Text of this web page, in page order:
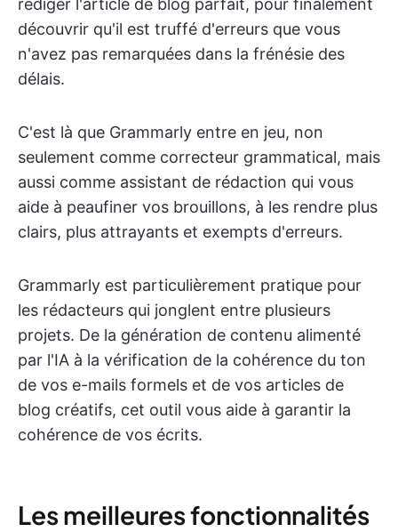
rédiger l'article de blog parfait, pour finalement
découvrir qu'il est truffé d'erreurs que vous
n'avez pas remarquées dans la frénésie des
délais.
C'est là que Grammarly entre en jeu, non
seulement comme correcteur grammatical, mais
aussi comme assistant de rédaction qui vous
aide à peaufiner vos brouillons, à les rendre plus
clairs, plus attrayants et exempts d'erreurs.
Grammarly est particulièrement pratique pour
les rédacteurs qui jonglent entre plusieurs
projets. De la génération de contenu alimenté
par l'IA à la vérification de la cohérence du ton
de vos e-mails formels et de vos articles de
blog créatifs, cet outil vous aide à garantir la
cohérence de vos écrits.
Les meilleures fonctionnalités